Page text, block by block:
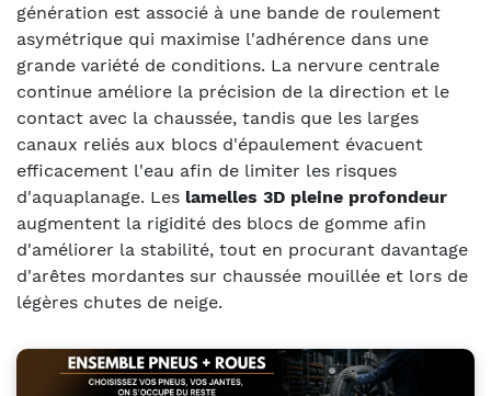
génération est associé à une bande de roulement
asymétrique qui maximise l'adhérence dans une
grande variété de conditions. La nervure centrale
continue améliore la précision de la direction et le
contact avec la chaussée, tandis que les larges
canaux reliés aux blocs d'épaulement évacuent
efficacement l'eau afin de limiter les risques
d'aquaplanage. Les lamelles 3D pleine profondeur
augmentent la rigidité des blocs de gomme afin
d'améliorer la stabilité, tout en procurant davantage
d'arêtes mordantes sur chaussée mouillée et lors de
légères chutes de neige.